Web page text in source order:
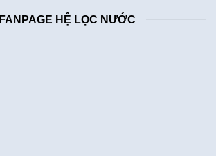
FANPAGE HỆ LỌC NƯỚC